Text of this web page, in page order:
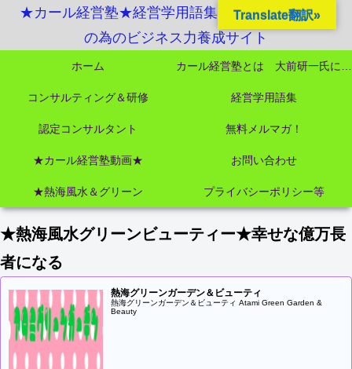
★カール経営塾★経営学用語集起業独立成功MBA
の為のビジネス力養成サイト
ホーム
コンサルティング＆研修 経営学用語集
認定コンサルタント 無料メルマガ！
★カール経営塾動画★ お問い合わせ
★熱海風水＆グリーン プライバシーポリシー等
★熱海風水グリーンビューティー★幸せな億万長
者になる
熱海グリーンガーデン＆ビューティ
熱海グリーンガーデン＆ビューティ Atami Green Garden &
Beauty
Translate翻訳»